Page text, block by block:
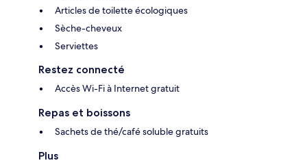
Articles de toilette écologiques
Sèche-cheveux
Serviettes
Restez connecté
Accès Wi-Fi à Internet gratuit
Repas et boissons
Sachets de thé/café soluble gratuits
Plus